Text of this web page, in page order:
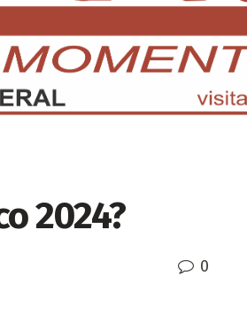
INTERNACIONAL DEPORTES
2024?
0